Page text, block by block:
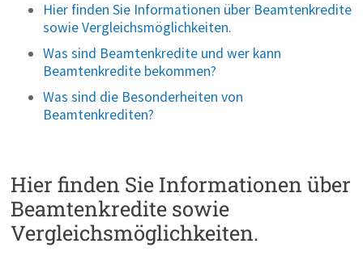
Hier finden Sie Informationen über
Beamtenkredite sowie
Vergleichsmöglichkeiten.
Hier finden Sie Informationen über Beamtenkredite
sowie Vergleichsmöglichkeiten.
Was sind Beamtenkredite und wer kann
Beamtenkredite bekommen?
Was sind die Besonderheiten von
Beamtenkrediten?